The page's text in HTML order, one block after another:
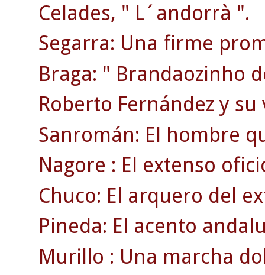
Celades, " L´andorrà ".
Segarra: Una firme
Braga: " Brandaozinho
Roberto Fernández y
Sanromán: El hombre
Nagore : El extenso
Chuco: El arquero del
Pineda: El acento
Murillo : Una marcha